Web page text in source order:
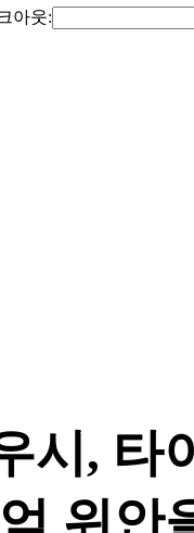
아웃:
시, 타
위안